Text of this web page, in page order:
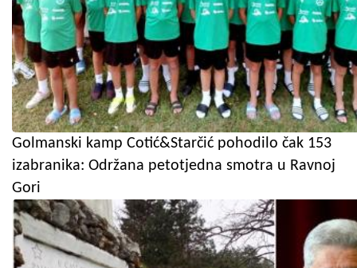
Golmanski kamp Cotić&Starčić pohodilo čak 153
izabranika: Održana petotjedna smotra u Ravnoj
Gori